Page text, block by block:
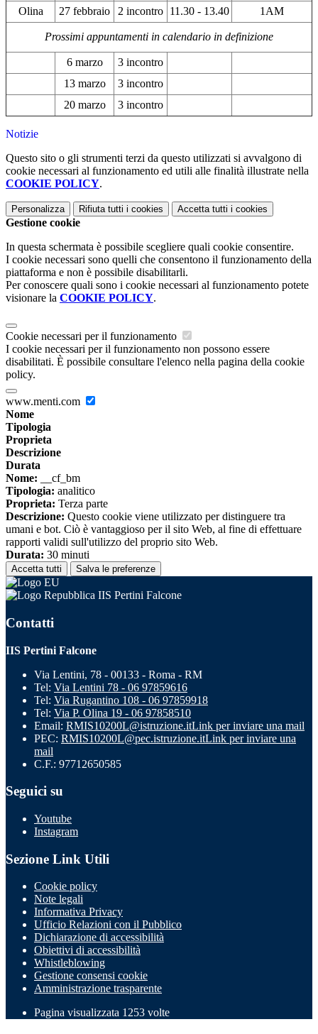
Olina
27 febbraio 2 incontro 11.30 - 13.40 1AM
Prossimi appuntamenti in calendario in definizione
6 marzo
3 incontro
13 marzo
3 incontro
20 marzo
3 incontro
Notizie
Questo sito o gli strumenti terzi da questo utilizzati si avvalgono di
cookie necessari al funzionamento ed utili alle finalità illustrate nella
COOKIE POLICY.
Personalizza Rifiuta tutti i cookies Accetta tutti i cookies
Gestione cookie
In questa schermata è possibile scegliere quali cookie consentire.
I cookie necessari sono quelli che consentono il funzionamento della
piattaforma e non è possibile disabilitarli.
Per conoscere quali sono i cookie necessari al funzionamento potete
visionare la COOKIE POLICY.
Cookie necessari per il funzionamento
I cookie necessari per il funzionamento non possono essere
disabilitati. È possibile consultare l'elenco nella pagina della cookie
policy.
www.menti.com
Nome
Tipologia
Proprieta
Descrizione
Durata
Nome: __cf_bm
Tipologia: analitico
Proprieta: Terza parte
Descrizione: Questo cookie viene utilizzato per distinguere tra
umani e bot. Ciò è vantaggioso per il sito Web, al fine di effettuare
rapporti validi sull'utilizzo del proprio sito Web.
Durata: 30 minuti
Accetta tutti Salva le preferenze
IIS Pertini Falcone
Contatti
IIS Pertini Falcone
Via Lentini, 78 - 00133 - Roma - RM
Tel: Via Lentini 78 - 06 97859616
Tel: Via Rugantino 108 - 06 97859918
Tel: Via P. Olina 19 - 06 97858510
Email: RMIS10200L@istruzione.itLink per inviare una mail
PEC: RMIS10200L@pec.istruzione.itLink per inviare una
mail
C.F.: 97712650585
Seguici su
Youtube
Instagram
Sezione Link Utili
Cookie policy
Note legali
Informativa Privacy
Ufficio Relazioni con il Pubblico
Dichiarazione di accessibilità
Obiettivi di accessibilità
Whistleblowing
Gestione consensi cookie
Amministrazione trasparente
Pagina visualizzata 1253 volte